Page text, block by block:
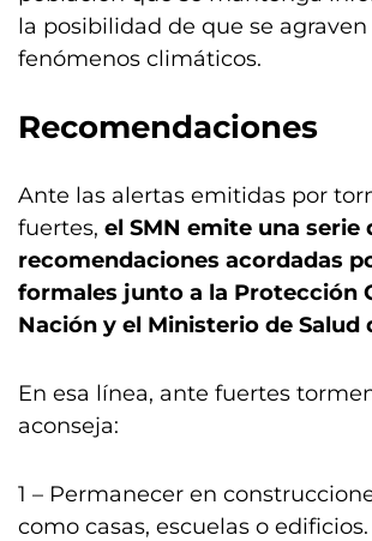
la posibilidad de que se agraven
fenómenos climáticos.
Recomendaciones
Ante las alertas emitidas por
fuertes, el SMN emite una serie
recomendaciones acordadas
formales junto a la Protección
Nación y el Ministerio de Salud
En esa línea, ante fuertes
aconseja:
1 – Permanecer en
como casas, escuelas o edificios.